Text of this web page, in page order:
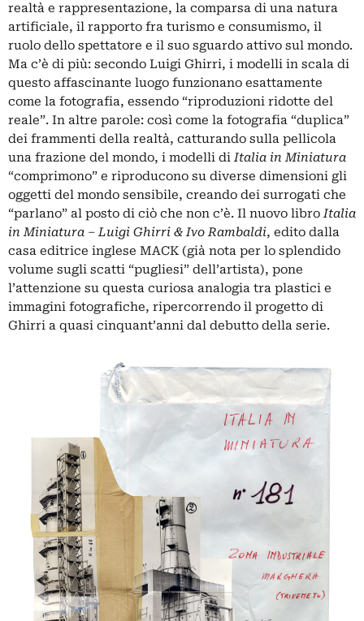
realtà e rappresentazione, la comparsa di una natura
artificiale, il rapporto fra turismo e consumismo, il
ruolo dello spettatore e il suo sguardo attivo sul mondo.
Ma c’è di più: secondo Luigi Ghirri, i modelli in scala di
questo affascinante luogo funzionano esattamente
come la fotografia, essendo “riproduzioni ridotte del
reale”. In altre parole: così come la fotografia “duplica”
dei frammenti della realtà, catturando sulla pellicola
una frazione del mondo, i modelli diItalia in Miniatura
“comprimono” e riproducono su diverse dimensioni gli
oggetti del mondo sensibile, creando dei surrogati che
“parlano” al posto di ciò che non c’è. Il nuovo libroItalia
in Miniatura – Luigi Ghirri & Ivo Rambaldi, edito dalla
casa editrice inglese MACK (già nota per lo splendido
volume sugli scatti “pugliesi” dell’artista), pone
l’attenzione su questa curiosa analogia tra plastici e
immagini fotografiche, ripercorrendo il progetto di
Ghirri a quasi cinquant’anni dal debutto della serie.